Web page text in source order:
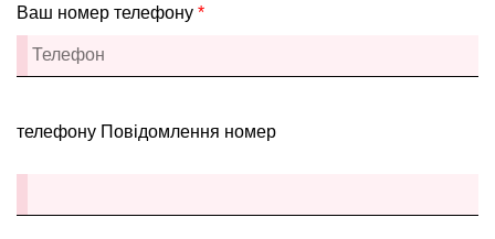
Ваш номер телефону *
телефону Повідомлення номер